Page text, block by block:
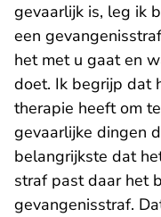
gevaarlijk is, leg ik
een
het met u gaat en
doet. Ik begrijp dat
therapie heeft om
gevaarlijke dingen
belangrijkste dat
straf past daar het
gevangenisstraf.